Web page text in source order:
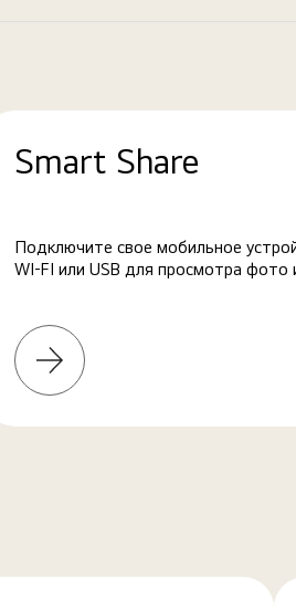
Smart Share
Подключите свое мобильное
WI-FI или USB для просмотра фото
Узнать
больше